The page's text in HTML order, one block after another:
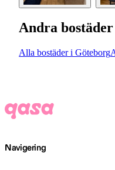
Andra bostäder
Alla bostäder i Göteborg
Navigering